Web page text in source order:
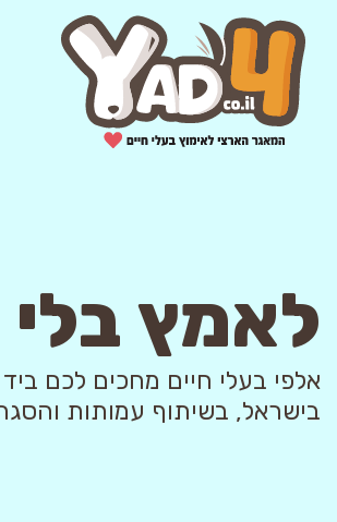
לאמץ
בישראל, בשיתוף עמותות